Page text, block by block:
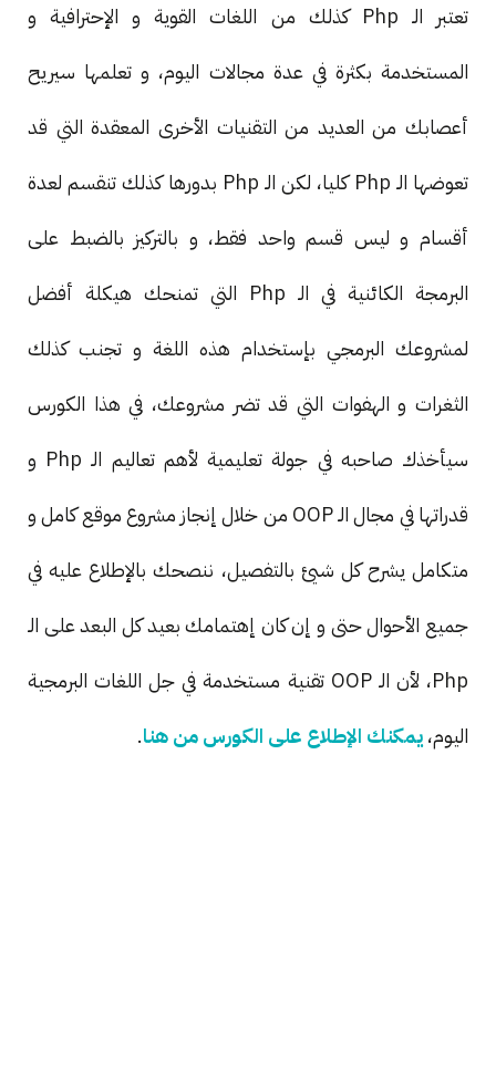
تعتبر الـ Php كذلك من اللغات القوية و الإحترافية و
المستخدمة بكثرة في عدة مجالات اليوم، و تعلمها سيريح
أعصابك من العديد من التقنيات الأخرى المعقدة التي قد
تعوضها الـ Php كليا، لكن الـ Php بدورها كذلك تنقسم لعدة
أقسام و ليس قسم واحد فقط، و بالتركيز بالضبط على
البرمجة الكائنية في الـ Php التي تمنحك هيكلة أفضل
لمشروعك البرمجي بإستخدام هذه اللغة و تجنب كذلك
الثغرات و الهفوات التي قد تضر مشروعك، في هذا الكورس
سيأخذك صاحبه في جولة تعليمية لأهم تعاليم الـ Php و
قدراتها في مجال الـ OOP من خلال إنجاز مشروع موقع كامل و
متكامل يشرح كل شيئ بالتفصيل، ننصحك بالإطلاع عليه في
جميع الأحوال حتى و إن كان إهتمامك بعيد كل البعد على الـ
Php، لأن الـ OOP تقنية مستخدمة في جل اللغات البرمجية
اليوم،يمكنك الإطلاع على الكورس من هنا.